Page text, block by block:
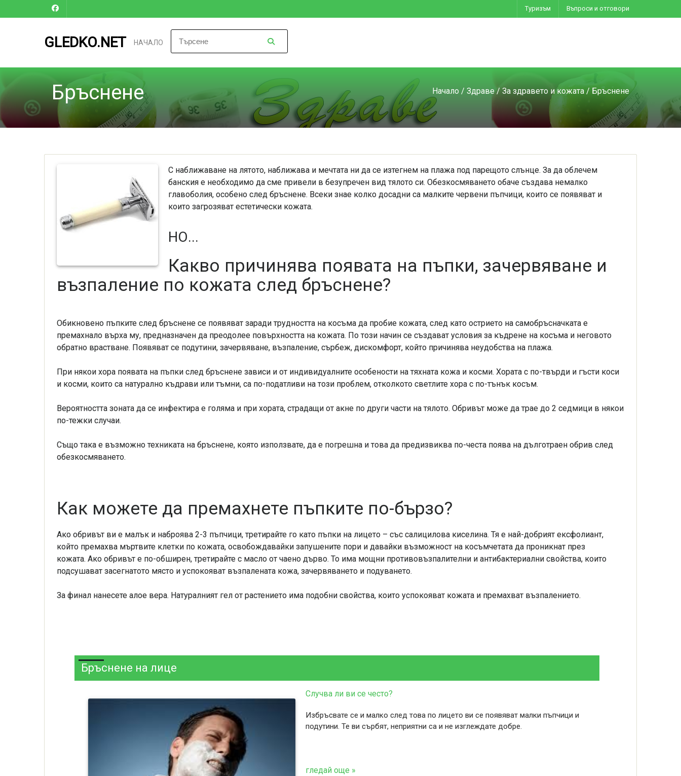
Туризъм Въпроси и отговори
GLEDKO.NET НАЧАЛО
Бръснене Начало / Здраве/За здравето и кожата / Бръснене
С наближаване на лятото, наближава и мечтата ни да се изтегнем на плажа под парещото слънце. За да облечем
банския е необходимо да сме привели в безупречен вид тялото си. Обезкосмяването обаче създава немалко
главоболия, особено след бръснене. Всеки знае колко досадни са малките червени пъпчици, които се появяват и
които загрозяват естетически кожата.
НО...
Какво причинява появата на пъпки, зачервяване и
възпаление по кожата след бръснене?
Обикновено пъпките след бръснене се появяват заради трудността на косъма да пробие кожата, след като острието на самобръсначката е
премахнало върха му, предназначен да преодолее повърхността на кожата. По този начин се създават условия за къдрене на косъма и неговото
обратно врастване. Появяват се подутини, зачервяване, възпаление, сърбеж, дискомфорт, който причинява неудобства на плажа.
При някои хора появата на пъпки след бръснене зависи и от индивидуалните особености на тяхната кожа и косми. Хората с по-твърди и гъсти коси
и косми, които са натурално къдрави или тъмни, са по-податливи на този проблем, отколкото светлите хора с по-тънък косъм.
Вероятността зоната да се инфектира е голяма и при хората, страдащи от акне по други части на тялото. Обривът може да трае до 2 седмици в някои
по-тежки случаи.
Също така е възможно техниката на бръснене, която използвате, да е погрешна и това да предизвиква по-честа поява на дълготраен обрив след
обезкосмяването.
Как можете да премахнете пъпките по-бързо?
Ако обривът ви е малък и наброява 2-3 пъпчици, третирайте го като пъпки на лицето – със салицилова киселина. Тя е най-добрият ексфолиант,
който премахва мъртвите клетки по кожата, освобождавайки запушените пори и давайки възможност на косъмчетата да проникнат през
кожата. Ако обривът е по-обширен, третирайте с масло от чаено дърво. То има мощни противовъзпалителни и антибактериални свойства, които
подсушават засегнатото място и успокояват възпалената кожа, зачервяването и подуването.
За финал нанесете алое вера. Натуралният гел от растението има подобни свойства, които успокояват кожата и премахват възпалението.
Бръснене на лице
Случва ли ви се често?
Избръсвате се и малко след това по лицето ви се появяват малки пъпчици и
подутини. Те ви сърбят, неприятни са и не изглеждате добре.
гледай още »